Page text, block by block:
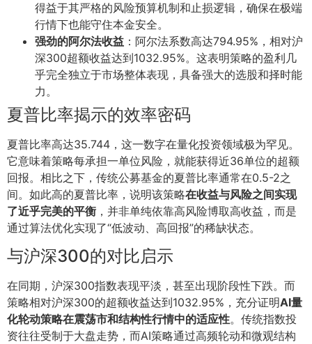
得益于其严格的风险预算机制和止损逻辑，确保在极端
行情下也能守住本金安全。
强劲的阿尔法收益 ：阿尔法系数高达794.95%，相对沪
深300超额收益达到1032.95%。这表明策略的盈利几
乎完全独立于市场整体表现，具备强大的选股和择时能
力。
夏普比率揭示的效率密码
夏普比率高达35.744，这一数字在量化投资领域极为罕见。
它意味着策略每承担一单位风险，就能获得近36单位的超额
回报。相比之下，传统公募基金的夏普比率通常在0.5-2之
间。如此高的夏普比率，说明该策略在收益与风险之间实现
了近乎完美的平衡 ，并非单纯依靠高风险博取高收益，而是
通过算法优化实现了“低波动、高回报”的稀缺状态。
与沪深300的对比启示
在同期，沪深300指数表现平淡，甚至出现阶段性下跌。而
策略相对沪深300的超额收益达到1032.95%，充分证明AI量
化轮动策略在震荡市和结构性行情中的适应性。传统指数投
资往往受制于大盘走势，而AI策略通过高频轮动和微观结构